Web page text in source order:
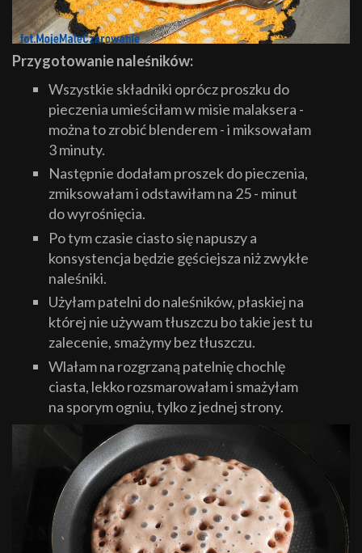
Przygotowanie naleśników:
Wszystkie składniki oprócz proszku do
pieczenia umieściłam w misie malaksera -
można to zrobić blenderem - i miksowałam
3 minuty.
Następnie dodałam proszek do pieczenia,
zmiksowałam i odstawiłam na 25 - minut
do wyrośnięcia.
Po tym czasie ciasto się napuszy a
konsystencja będzie gęściejsza niż zwykłe
naleśniki.
Użyłam patelni do naleśników, płaskiej na
której nie używam tłuszczu bo takie jest tu
zalecenie, smażymy bez tłuszczu.
Wlałam na rozgrzaną patelnię chochlę
ciasta, lekko rozsmarowałam i smażyłam
na sporym ogniu, tylko z jednej strony.